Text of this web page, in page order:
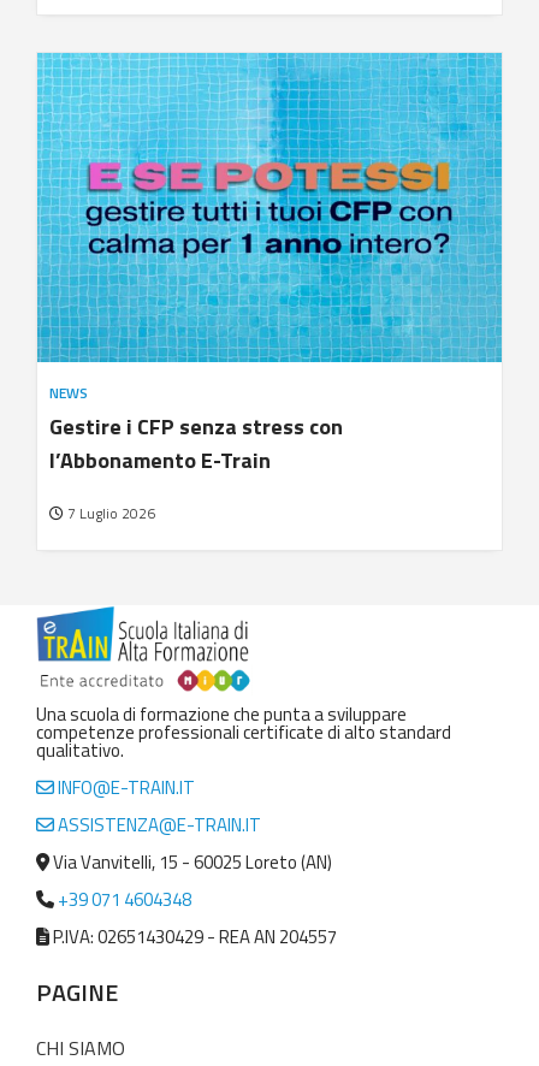
NEWS
Gestire i CFP senza stress con
l’Abbonamento E-Train
7 Luglio 2026
Una scuola di formazione che punta a sviluppare
competenze professionali certificate di alto standard
qualitativo.
INFO@E-TRAIN.IT
ASSISTENZA@E-TRAIN.IT
Via Vanvitelli, 15 - 60025 Loreto (AN)
+39 071 4604348
P.IVA: 02651430429 - REA AN 204557
PAGINE
CHI SIAMO